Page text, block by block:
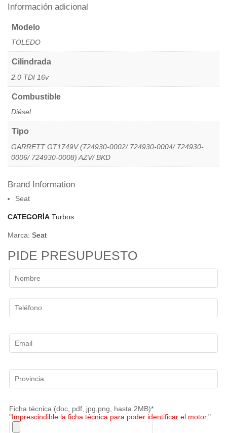
Información adicional
Modelo
TOLEDO
Cilindrada
2.0 TDI 16v
Combustible
Diésel
Tipo
GARRETT GT1749V (724930-0002/ 724930-0004/ 724930-
0006/ 724930-0008) AZV/ BKD
Brand Information
Seat
CATEGORÍA Turbos
Marca: Seat
PIDE PRESUPUESTO
Ficha técnica (doc, pdf, jpg,png, hasta 2MB)*
"Imprescindible la ficha técnica para poder identificar el motor."